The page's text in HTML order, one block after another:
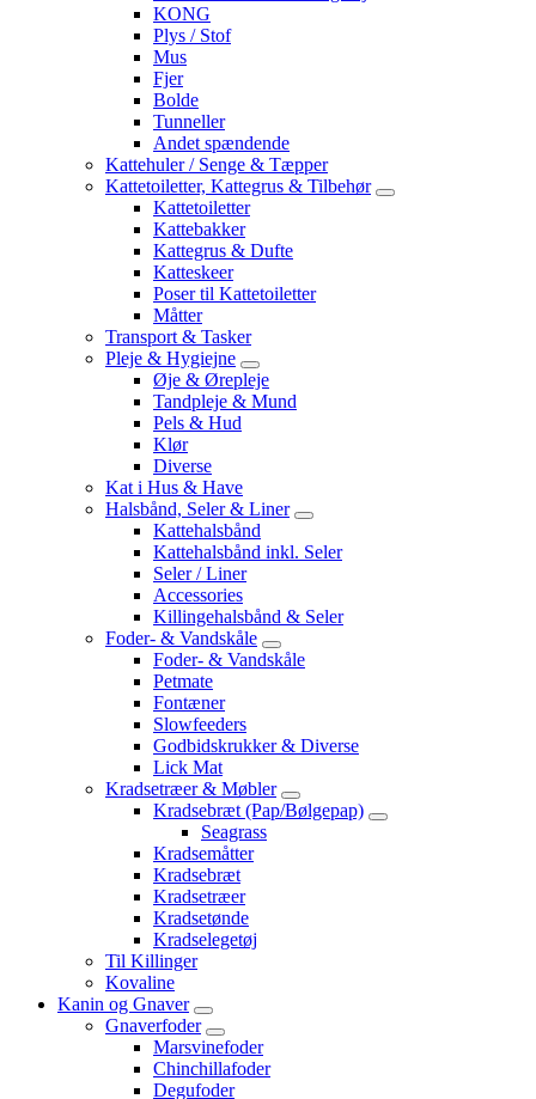
KONG
Plys / Stof
Mus
Fjer
Bolde
Tunneller
Andet spændende
Kattehuler / Senge & Tæpper
Kattetoiletter, Kattegrus & Tilbehør
Kattetoiletter
Kattebakker
Kattegrus & Dufte
Katteskeer
Poser til Kattetoiletter
Måtter
Transport & Tasker
Pleje & Hygiejne
Øje & Ørepleje
Tandpleje & Mund
Pels & Hud
Klør
Diverse
Kat i Hus & Have
Halsbånd, Seler & Liner
Kattehalsbånd
Kattehalsbånd inkl. Seler
Seler / Liner
Accessories
Killingehalsbånd & Seler
Foder- & Vandskåle
Foder- & Vandskåle
Petmate
Fontæner
Slowfeeders
Godbidskrukker & Diverse
Lick Mat
Kradsetræer & Møbler
Kradsebræt (Pap/Bølgepap)
Seagrass
Kradsemåtter
Kradsebræt
Kradsetræer
Kradsetønde
Kradselegetøj
Til Killinger
Kovaline
Kanin og Gnaver
Gnaverfoder
Marsvinefoder
Chinchillafoder
Degufoder